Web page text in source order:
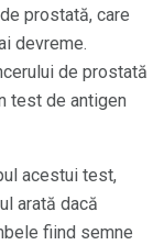
prostată, care
devreme.
de prostată
test de antigen
acestui test,
arată dacă
fiind semne